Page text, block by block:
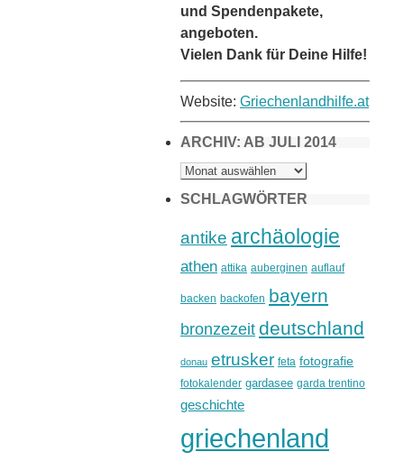
und Spendenpakete,
angeboten.
Vielen Dank für Deine Hilfe!
Website: Griechenlandhilfe.at
ARCHIV: AB JULI 2014
ARCHIV:
AB
2014
SCHLAGWÖRTER
antike archäologie
athen attika auberginen auflauf
backen backofen bayern
bronzezeit deutschland
donau etrusker feta fotografie
fotokalender gardasee garda trentino
geschichte
griechenland